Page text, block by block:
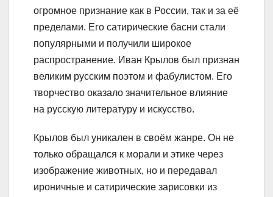
огромное признание как в России, так и за её
пределами. Его сатирические басни стали
популярными и получили широкое
распространение. Иван Крылов был признан
великим русским поэтом и фабулистом. Его
творчество оказало значительное влияние
на русскую литературу и искусство.
Крылов был уникален в своём жанре. Он не
только обращался к морали и этике через
изображение животных, но и передавал
ироничные и сатирические зарисовки из